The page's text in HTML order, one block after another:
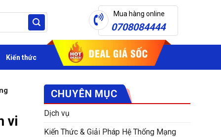
Mua hàng online
0708084444
Kiến thức
vi
CHUYÊN MỤC
Dịch vụ
Kiến Thức & Giải Pháp Hệ Thống Mạng